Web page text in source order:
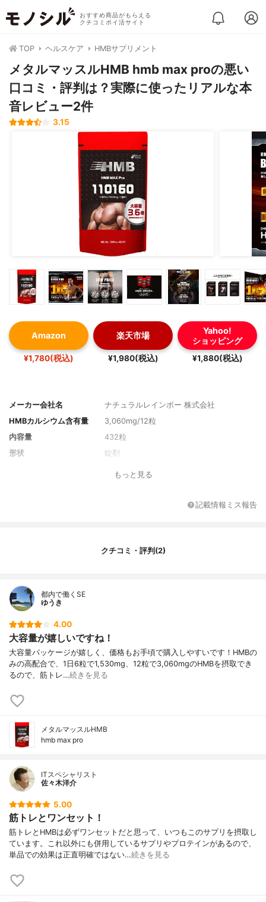
おすすめ商品がもらえる
クチコミポイ活サイト
TOP ヘルスケア HMBサプリメント
メタルマッスルHMB hmb max proの悪い
口コミ・評判は？実際に使ったリアルな本
音レビュー2件
3.15
Amazon
¥1,780(税込)
楽天市場
¥1,980(税込)
Yahoo!
ショッピング
¥1,880(税込)
メーカー会社名
ナチュラルレインボー 株式会社
HMBカルシウム含有量
3,060mg/12粒
内容量
432粒
形状
錠剤
もっと見る
記載情報ミス報告
クチコミ・評判(2)
都内で働くSE
ゆうき
4.00
大容量が嬉しいですね！
大容量パッケージが嬉しく、価格もお手頃で購入しやすいです！HMBの
みの高配合で、1日6粒で1,530mg、12粒で3,060mgのHMBを摂取でき
るので、筋トレ…続きを見る
メタルマッスルHMB
hmb max pro
ITスペシャリスト
佐々木洋介
5.00
筋トレとワンセット！
筋トレとHMBは必ずワンセットだと思って、いつもこのサプリを摂取し
ています。これ以外にも併用しているサプリやプロテインがあるので、
単品での効果は正直明確ではない…続きを見る